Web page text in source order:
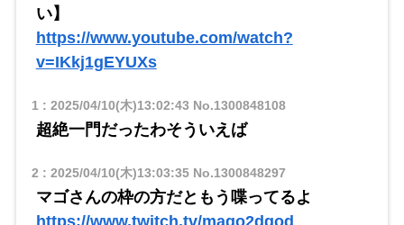
い】
https://www.youtube.com/watch?
v=IKkj1gEYUXs
1 : 2025/04/10(木)13:02:43 No.1300848108
超絶一門だったわそういえば
2 : 2025/04/10(木)13:03:35No.1300848297
マゴさんの枠の方だともう喋ってるよ